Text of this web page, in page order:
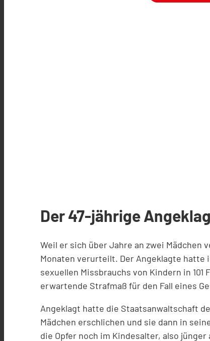
Der 47-jährige
Weil er sich über Jahre an zwei
Monaten verurteilt. Der Angeklagte hatte
sexuellen Missbrauchs von Kindern in
erwartende Strafmaß für den Fall eines
Angeklagt hatte die Staatsanwaltschaft
Mädchen erschlichen und sie dann in
die Opfer noch im Kindesalter, also jünger